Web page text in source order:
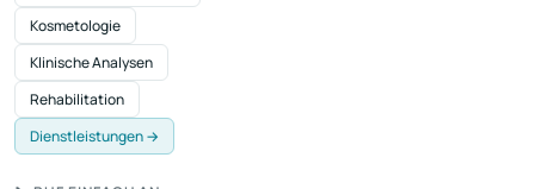
Kosmetologie
Klinische Analysen
Rehabilitation
Dienstleistungen →